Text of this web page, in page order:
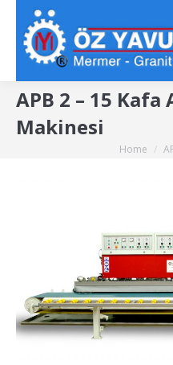
APB 2 – 15 Kafa
Makinesi
You are
Home